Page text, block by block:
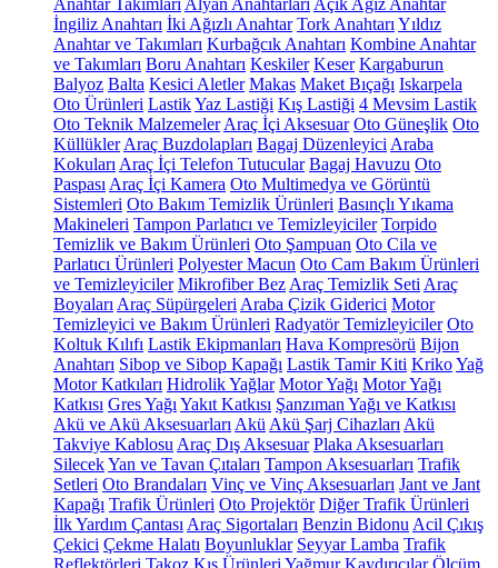
Anahtar Takımları Alyan Anahtarları Açık Ağız Anahtar
İngiliz Anahtarı İki Ağızlı Anahtar Tork Anahtarı Yıldız
Anahtar ve Takımları Kurbağcık Anahtarı Kombine Anahtar
ve Takımları Boru Anahtarı Keskiler Keser Kargaburun
Balyoz Balta Kesici Aletler Makas Maket Bıçağı Iskarpela
Oto Ürünleri LastikYaz Lastiği Kış Lastiği 4 Mevsim Lastik
Oto Teknik Malzemeler Araç İçi Aksesuar Oto Güneşlik Oto
Küllükler Araç Buzdolapları Bagaj Düzenleyici Araba
Kokuları Araç İçi Telefon Tutucular Bagaj Havuzu Oto
Paspası Araç İçi Kamera Oto Multimedya ve Görüntü
Sistemleri Oto Bakım Temizlik Ürünleri Basınçlı Yıkama
Makineleri Tampon Parlatıcı ve Temizleyiciler Torpido
Temizlik ve Bakım Ürünleri Oto Şampuan Oto Cila ve
Parlatıcı Ürünleri Polyester Macun Oto Cam Bakım Ürünleri
ve Temizleyiciler Mikrofiber Bez Araç Temizlik Seti Araç
Boyaları Araç Süpürgeleri Araba Çizik Giderici Motor
Temizleyici ve Bakım Ürünleri Radyatör Temizleyiciler Oto
Koltuk Kılıfı Lastik Ekipmanları Hava Kompresörü Bijon
Anahtarı Sibop ve Sibop Kapağı Lastik Tamir Kiti KrikoYağ
Motor Katkıları Hidrolik Yağlar Motor Yağı Motor Yağı
Katkısı Gres Yağı Yakıt Katkısı Şanzıman Yağı ve Katkısı
Akü ve Akü Aksesuarları Akü Akü Şarj Cihazları Akü
Takviye Kablosu Araç Dış Aksesuar Plaka Aksesuarları
SilecekYan ve Tavan Çıtaları Tampon Aksesuarları Trafik
Setleri Oto Brandaları Vinç ve Vinç Aksesuarları Jant ve Jant
Kapağı Trafik Ürünleri Oto Projektör Diğer Trafik Ürünleri
İlk Yardım Çantası Araç Sigortaları Benzin Bidonu Acil Çıkış
Çekici Çekme Halatı Boyunluklar Seyyar Lamba Trafik
Reflektörleri Takoz Kış Ürünleri Yağmur Kaydırıcılar Ölçüm